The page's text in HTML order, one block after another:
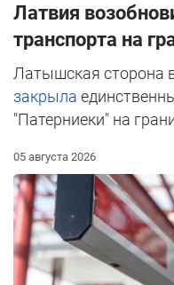
Латвия
транспорта на
Латышская сторона
закрыла
"Патерниеки" на
05 августа 2026